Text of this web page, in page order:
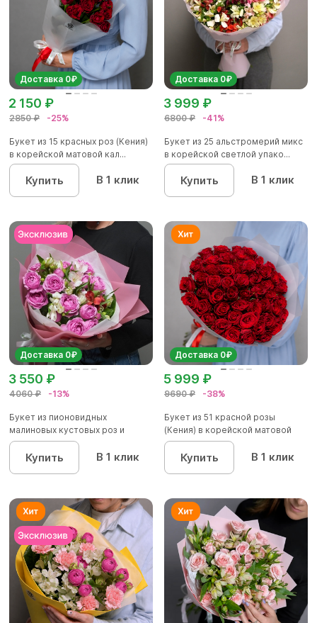
Доставка 0₽
2850 ₽ -25%
2 150 ₽
Букет из 15 красных роз (Кения)
в корейской матовой кал...
Купить В 1 клик
Доставка 0₽
6800 ₽ -41%
3 999 ₽
Букет из 25 альстромерий микс
в корейской светлой упако...
Купить В 1 клик
Доставка 0₽
4060 ₽ -13%
3 550 ₽
Букет из пионовидных
малиновых кустовых роз и
альстроме...
Купить В 1 клик
Доставка 0₽
9690 ₽ -38%
5 999 ₽
Букет из 51 красной розы
(Кения) в корейской матовой
уп...
Купить В 1 клик